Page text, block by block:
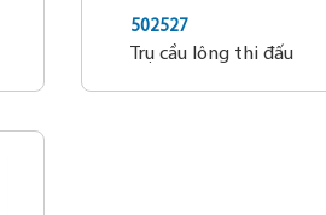
502527
Trụ cầu lông thi đấu